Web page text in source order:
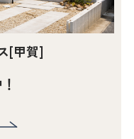
[甲賀]